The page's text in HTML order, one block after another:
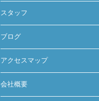
スタッフ
ブログ
アクセスマップ
会社概要